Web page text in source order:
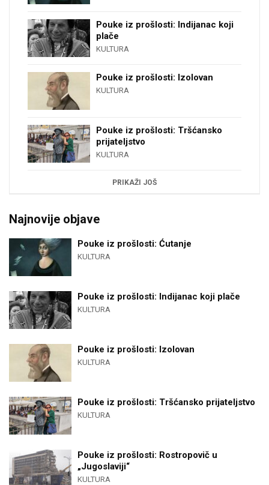
Pouke iz prošlosti: Indijanac koji
plače
KULTURA
Pouke iz prošlosti: Izolovan
KULTURA
Pouke iz prošlosti: Tršćansko
prijateljstvo
KULTURA
PRIKAŽI JOŠ
Najnovije objave
Pouke iz prošlosti: Ćutanje
KULTURA
Pouke iz prošlosti: Indijanac koji plače
KULTURA
Pouke iz prošlosti: Izolovan
KULTURA
Pouke iz prošlosti: Tršćansko prijateljstvo
KULTURA
Pouke iz prošlosti: Rostropovič u
„Jugoslaviji“
KULTURA